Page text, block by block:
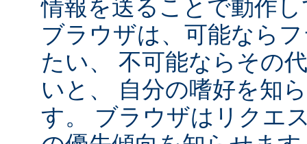
情報を送ることで動作
ブラウザは、可能なら
たい、 不可能ならその
いと、 自分の嗜好を知
す。 ブラウザはリクエ